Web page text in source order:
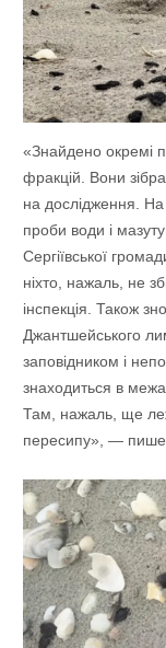
«Знайдено окремі
фракцій. Вони
на дослідження. На
проби води і
Сергіївської
ніхто, нажаль, не
інспекція. Також
Джантшейського
заповідником і
знаходиться в
Там, нажаль, ще
пересипу», — пише